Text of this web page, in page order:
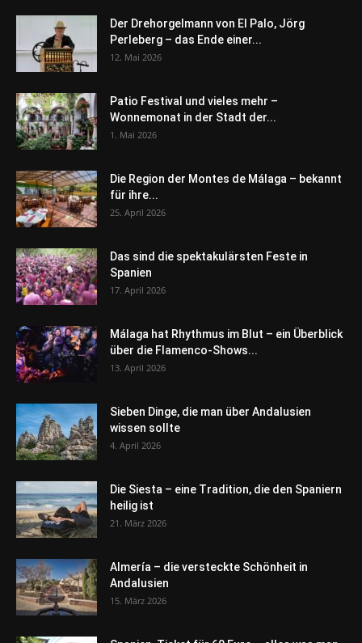
Der Drehorgelmann von El Palo, Jörg
Perleberg – das Ende einer...
12. Mai 2026
Patio Festival und vieles mehr –
Wonnemonat in der Stadt der...
1. Mai 2026
Die Region der Montes de Málaga – bekannt
für ihre...
25. April 2026
Das sind die spektakulärsten Feste in
Spanien
17. April 2026
Málaga hat Rhythmus im Blut – ein Überblick
über die Flamenco-Shows...
13. April 2026
Sieben Dinge, die man über Andalusien
wissen sollte
4. April 2026
Die Siesta – eine Tradition, die den Spaniern
heilig ist
21. März 2026
Almería – die versteckte Schönheit in
Andalusien
15. März 2026